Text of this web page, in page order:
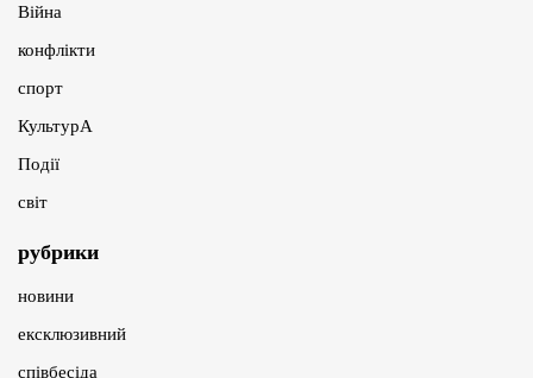
Війна
конфлікти
спорт
КультурА
Події
світ
рубрики
новини
ексклюзивний
співбесіда